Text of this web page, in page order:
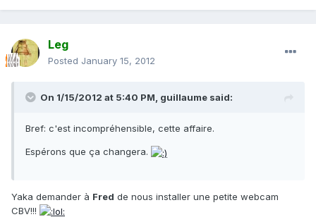
Leg
Posted January 15, 2012
On 1/15/2012 at 5:40 PM, guillaume said:
Bref: c'est incompréhensible, cette affaire.
Espérons que ça changera.
Yaka demander à Fred de nous installer une petite webcam
CBV!!!